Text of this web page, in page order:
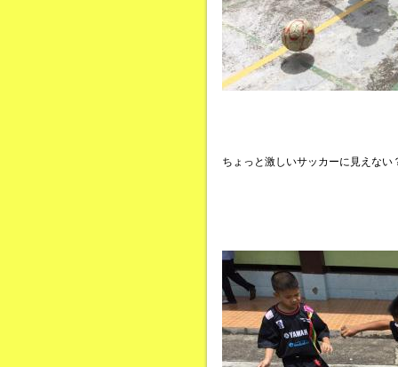
ちょっと激しいサッカーに見えない